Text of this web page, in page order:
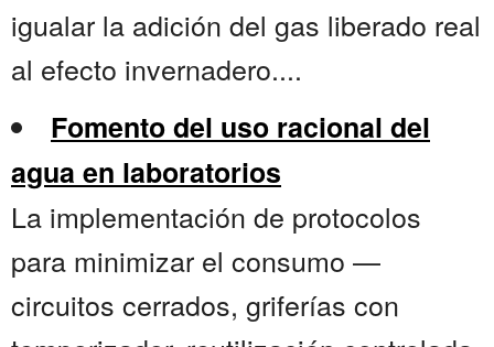
igualar la adición del gas liberado real
al efecto invernadero....
Fomento del uso racional del
agua en laboratorios
La implementación de protocolos
para minimizar el consumo —
circuitos cerrados, griferías con